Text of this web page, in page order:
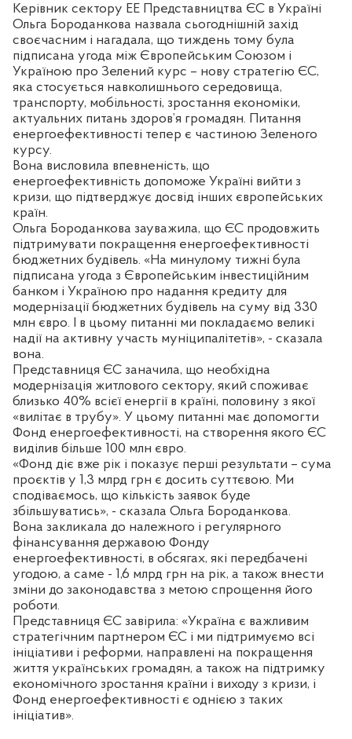
Керівник сектору ЕЕ Представництва ЄС в Україні
Ольга Бороданкова назвала сьогоднішній захід
своєчасним і нагадала, що тиждень тому була
підписана угода між Європейським Союзом і
Україною про Зелений курс – нову стратегію ЄС,
яка стосується навколишнього середовища,
транспорту, мобільності, зростання економіки,
актуальних питань здоров’я громадян. Питання
енергоефективності тепер є частиною Зеленого
курсу.
Вона висловила впевненість, що
енергоефективність допоможе Україні вийти з
кризи, що підтверджує досвід інших європейських
країн.
Ольга Бороданкова зауважила, що ЄС продовжить
підтримувати покращення енергоефективності
бюджетних будівель. «На минулому тижні була
підписана угода з Європейським інвестиційним
банком і Україною про надання кредиту для
модернізації бюджетних будівель на суму від 330
млн євро. І в цьому питанні ми покладаємо великі
надії на активну участь муніципалітетів», - сказала
вона.
Представниця ЄС заначила, що необхідна
модернізація житлового сектору, який споживає
близько 40% всієї енергії в країні, половину з якої
«вилітає в трубу». У цьому питанні має допомогти
Фонд енергоефективності, на створення якого ЄС
виділив більше 100 млн євро.
«Фонд діє вже рік і показує перші результати – сума
проєктів у 1,3 млрд грн є досить суттєвою. Ми
сподіваємось, що кількість заявок буде
збільшуватись», - сказала Ольга Бороданкова.
Вона закликала до належного і регулярного
фінансування державою Фонду
енергоефективності, в обсягах, які передбачені
угодою, а саме - 1,6 млрд грн на рік, а також внести
зміни до законодавства з метою спрощення його
роботи.
Представниця ЄС завірила: «Україна є важливим
стратегічним партнером ЄС і ми підтримуємо всі
ініціативи і реформи, направлені на покращення
життя українських громадян, а також на підтримку
економічного зростання країни і виходу з кризи, і
Фонд енергоефективності є однією з таких
ініціатив».